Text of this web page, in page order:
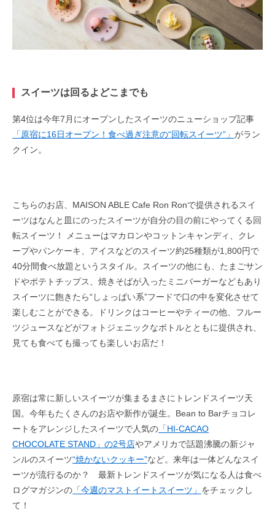
スイーツは回るよどこまでも
第4位は今年7月にオープンしたスイーツのニューショップ記事
「原宿に16日オープン！食べ過ぎ注意の“回転スイーツ”」 がラン
クイン。
こちらのお店、MAISON ABLE Cafe Ron Ronで提供されるスイ
ーツはなんと皿にのったスイーツが自分の目の前にやってくる回
転スイーツ！ メニューはマカロンやコットンキャンディ、クレ
ープやパンケーキ、アイスなどのスイーツ約25種類が1,800円で
40分間食べ放題というスタイル。スイーツの他にも、たまごサン
ドやポテトチップス、焼きそばが入ったミニバーガーなどもあり
スイーツに飽きたら“しょっぱい系”フードで口の中を変化させて
楽しむことができる。ドリンクはコーヒーやティーの他、フルー
ツジュースなどがフォトジェニックなボトルとともに提供され、
見ても食べても撮っても楽しいお店だ！
原宿は常に新しいスイーツが集まるまさにトレンドスイーツ天
国。今年もたくさんのお店や新作が誕生。Bean to Barチョコレ
ートをアレンジしたスイーツで人気の 「HI-CACAO
CHOCOLATE STAND」の2号店やアメリカで話題沸騰の新ジャ
ンルのスイーツ“焼かないクッキー”など。来年は一体どんなスイ
ーツが流行るのか？ 最新トレンドスイーツが気になる人は食べ
ログマガジンの 「今週のマストイートスイーツ」 をチェックし
て！